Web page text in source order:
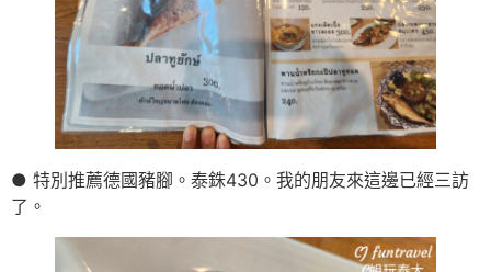
● 特別推薦德國豬腳。泰銖430。我的朋友來這邊已經三訪
了。